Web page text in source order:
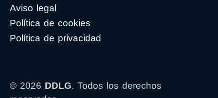
Aviso legal
Política de cookies
Política de privacidad
© 2026 DDLG. Todos los derechos